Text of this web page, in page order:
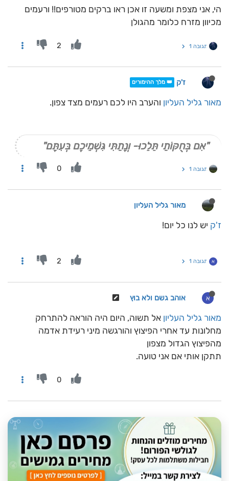
הי, אני מצפת ומשעה זו אכן ראו ברקים מטורפים!! ורעמים
מכיוון מזרח כלומר מהגולן
תגובה 1 2
ז'ק 👑 מלך ההימורים
מאור גליל העליון והערב היו לכם רעמים מצד צפון.
"אִם בְּחֻקּוֹתַי תֵּלֵכוּ- וְנָתַתִּי גִּשְׁמֵיכֶם בְּעִתָּם"
תגובה 1 0
מאור גליל העליון
ז'ק יש לנו כל יום!
א תגובה 1 2
א אוהב גשם ולא בוץ
מאור גליל העליון אל תשוה, היום היה הוראה להתרחק
מחלונות עד אחרי הפיצוץ והורגשה מיני רעידת אדמה
מהפיצוץ הגדול מצפון
תתקן אותי אם אני טועה.
0